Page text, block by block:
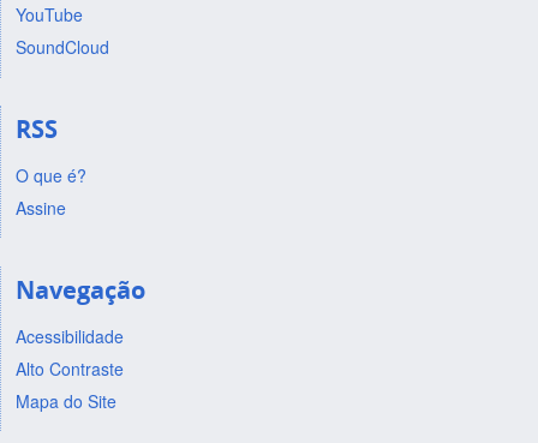
YouTube
SoundCloud
RSS
O que é?
Assine
Navegação
Acessibilidade
Alto Contraste
Mapa do Site